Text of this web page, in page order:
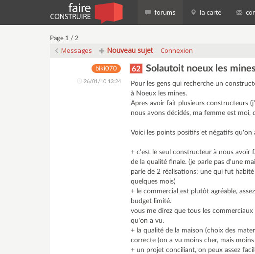
forums la carte
Page 1 / 2
Messages Nouveau sujet Connexion
biki070
26/01/10 13:24
62 Solautoit noeux les
Pour les gens qui recherche un
à Noeux les mines.
Apres avoir fait plusieurs constructeurs
nous avons décidés, ma femme est
Voici les points positifs et négatifs qu'on
+ c'est le seul constructeur à nous avoir
de la qualité finale. (je parle pas d'une
parle de 2 réalisations: une qui fut
quelques mois)
+ le commercial est plutôt agréable,
budget limité.
vous me direz que tous les
qu'on a vu.
+ la qualité de la maison (choix des
correcte (on a vu moins cher, mais
+ un projet conciliant, on peux assez